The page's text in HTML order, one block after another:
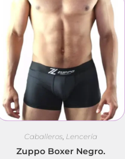
Caballeros Lencería
Zuppo Boxer Negro.